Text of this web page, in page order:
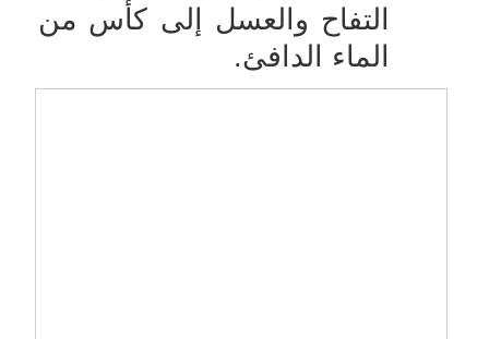
التفاح والعسل إلى كأس من
الماء الدافئ.